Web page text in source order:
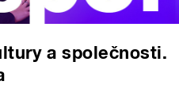
a společnosti.